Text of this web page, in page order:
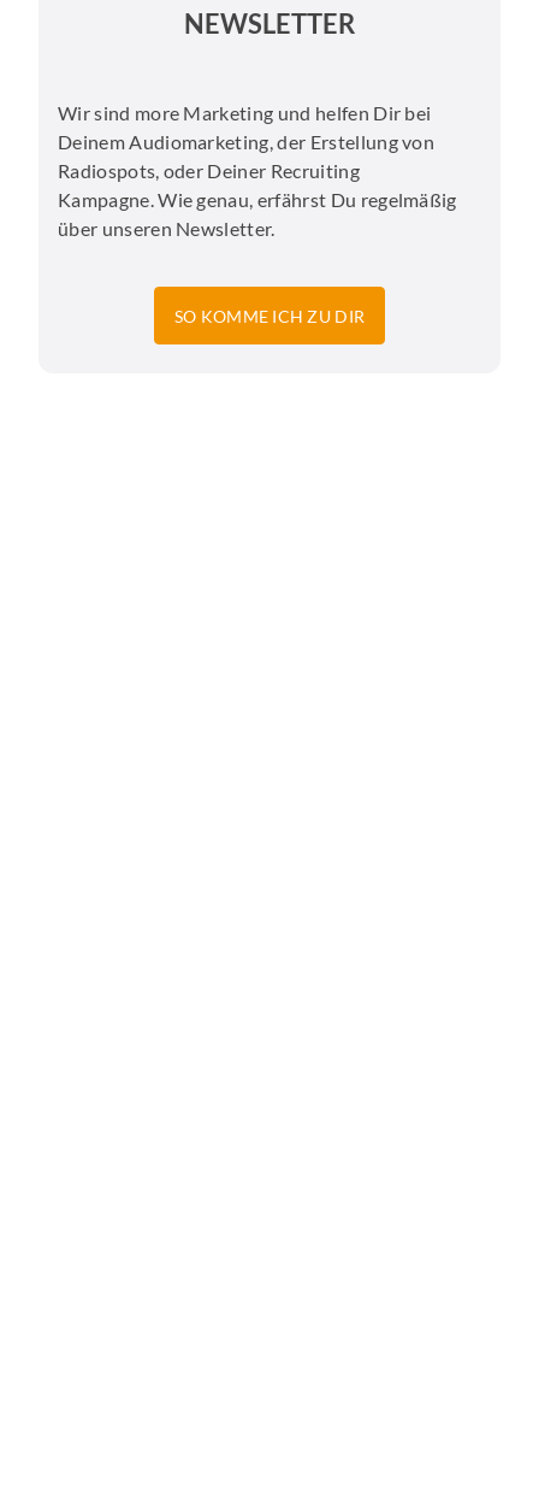
NEWSLETTER
Wir sind more Marketing und helfen Dir bei
Deinem Audiomarketing, der Erstellung von
Radiospots, oder Deiner Recruiting
Kampagne. Wie genau, erfährst Du regelmäßig
über unseren Newsletter.
SO KOMME ICH ZU DIR